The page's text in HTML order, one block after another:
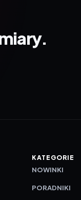
KATEGORIE
NOWINKI
PORADNIKI